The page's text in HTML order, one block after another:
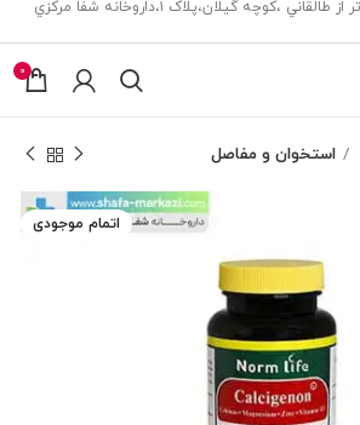
0
استخوان و مفاصل
اتمام موجودی